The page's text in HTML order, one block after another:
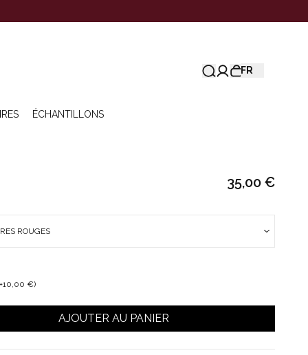
FR
ÉCHANTILLONS
35,00 €
ROUGES
€)
AJOUTER AU PANIER